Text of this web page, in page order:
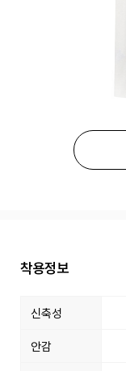
착용정보
신축성
안감